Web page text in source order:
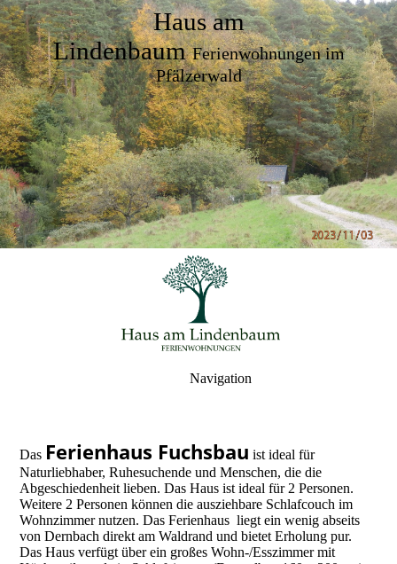
Haus am
Lindenbaum Ferienwohnungen im
Pfälzerwald
Navigation
Das Ferienhaus Fuchsbau ist ideal für
Naturliebhaber, Ruhesuchende und Menschen, die die
Abgeschiedenheit lieben. Das Haus ist ideal für 2 Personen.
Weitere 2 Personen können die ausziehbare Schlafcouch im
Wohnzimmer nutzen. Das Ferienhaus liegt ein wenig abseits
von Dernbach direkt am Waldrand und bietet Erholung pur.
Das Haus verfügt über ein großes Wohn-/Esszimmer mit